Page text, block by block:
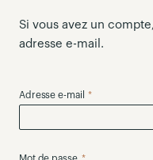
Si vous avez un
adresse e-mail.
Adresse e-mail